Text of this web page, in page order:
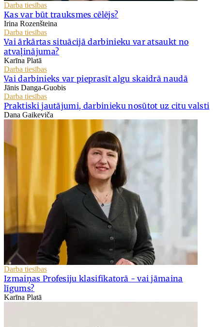
Darba tiesības
Kas var būt trauksmes cēlējs?
Irina Rozenšteina
Darba tiesības
Vai ārkārtas situācijā darbinieku var atsaukt no
atvaļinājuma?
Karīna Platā
Darba tiesības
Vai darbinieks var pieprasīt algu skaidrā naudā
Jānis Danga-Guobis
Darba tiesības
Praktiski jautājumi, darbinieku nosūtot uz citu valsti
Dana Gaikeviča
Darba tiesības
Izmaiņas Profesiju klasifikatorā - vai jāmaina
līgums?
Karīna Platā